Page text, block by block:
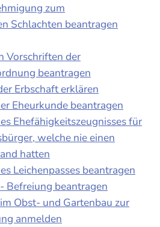
zum
Schlachten beantragen
Vorschriften der
beantragen
Erbschaft erklären
Eheurkunde beantragen
Ehefähigkeitszeugnisses für
welche nie einen
hatten
Leichenpasses beantragen
Befreiung beantragen
Obst- und Gartenbau zur
anmelden